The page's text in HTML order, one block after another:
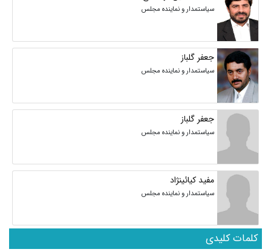
سیاستمدار و نماینده مجلس
جعفر گلباز
سیاستمدار و نماینده مجلس
جعفر گلباز
سیاستمدار و نماینده مجلس
مفید کیائینژاد
سیاستمدار و نماینده مجلس
کلمات کلیدی